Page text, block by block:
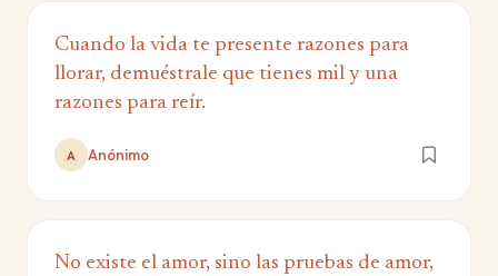
Cuando la vida te presente razones para
llorar, demuéstrale que tienes mil y una
razones para reír.
A Anónimo
No existe el amor, sino las pruebas de amor,